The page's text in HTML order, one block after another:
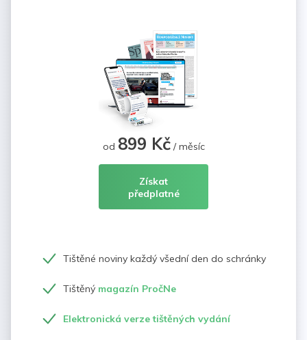
od 899 Kč/ měsíc
Získat
předplatné
Tištěné noviny každý všední den do schránky
Tištěný magazín PročNe
Elektronická verze tištěných vydání